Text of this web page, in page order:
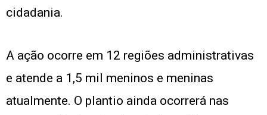
cidadania.
A ação ocorre em 12 regiões administrativas
e atende a 1,5 mil meninos e meninas
atualmente. O plantio ainda ocorrerá nas